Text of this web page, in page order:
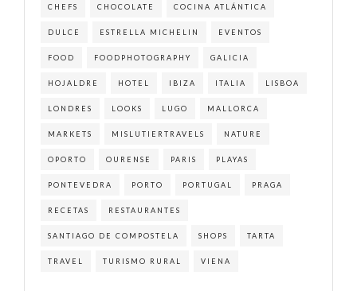
CHEFS CHOCOLATE COCINA ATLÁNTICA
DULCE ESTRELLA MICHELIN EVENTOS
FOOD FOODPHOTOGRAPHY GALICIA
HOJALDRE HOTEL IBIZA ITALIA LISBOA
LONDRES LOOKS LUGO MALLORCA
MARKETS MISLUTIERTRAVELS NATURE
OPORTO OURENSE PARIS PLAYAS
PONTEVEDRA PORTO PORTUGAL PRAGA
RECETAS RESTAURANTES
SANTIAGO DE COMPOSTELA SHOPS TARTA
TRAVEL TURISMO RURAL VIENA